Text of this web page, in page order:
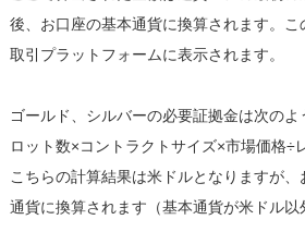
後、お口座の基本通貨に換算されます。
取引プラットフォームに表示されます。
ゴールド、シルバーの必要証拠金は次のよ
ロット数×コントラクトサイズ×市場価格÷
こちらの計算結果は米ドルとなりますが
通貨に換算されます（基本通貨が米ドル以